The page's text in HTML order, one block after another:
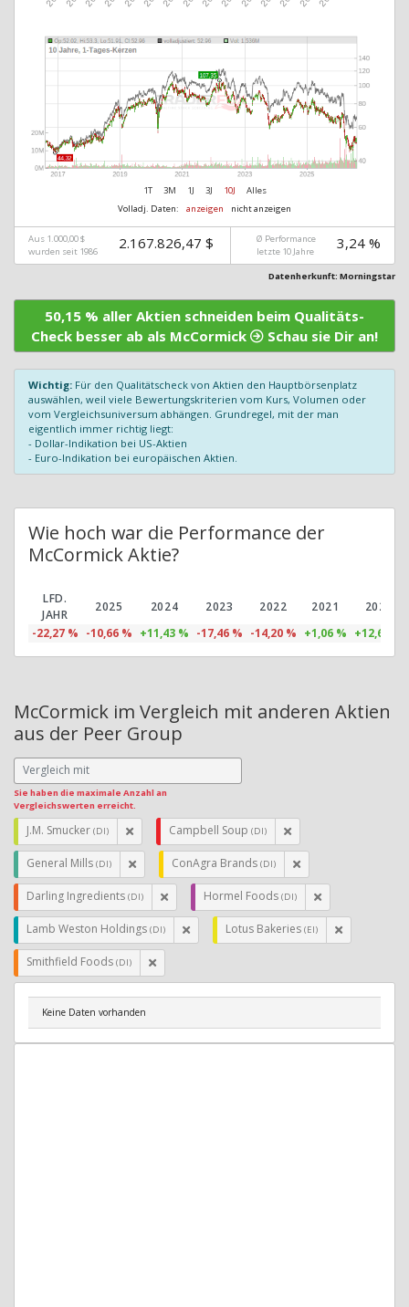
1T 3M 1J 3J 10J
Alles
Volladj. Daten:
anzeigen nicht anzeigen
Aus 1.000,00 $
wurden seit 1986
2.167.826,47 $
Ø Performance
letzte 10 Jahre
3,24 %
Datenherkunft: Morningstar
50,15 % aller Aktien schneiden beim Qualitäts-
Check besser ab als McCormick
Schau sie Dir an!
Wichtig: Für den Qualitätscheck von Aktien den Hauptbörsenplatz
auswählen, weil viele Bewertungskriterien vom Kurs, Volumen oder
vom Vergleichsuniversum abhängen. Grundregel, mit der man
eigentlich immer richtig liegt:
- Dollar-Indikation bei US-Aktien
- Euro-Indikation bei europäischen Aktien.
Wie hoch war die Performance der
McCormick Aktie?
LFD.
JAHR
2025 2024 2023 2022 2021
2020
-22,27 % -10,66 % +11,43 % -17,46 % -14,20 % +1,06 % +12,65 %
McCormick im Vergleich mit anderen Aktien
aus der Peer Group
Sie haben die maximale Anzahl an
Vergleichswerten erreicht.
J.M. Smucker (DI) Campbell Soup (DI)
General Mills (DI) ConAgra Brands (DI)
Darling Ingredients (DI) Hormel Foods (DI)
Lamb Weston Holdings (DI) Lotus Bakeries (EI)
Smithfield Foods (DI)
Keine Daten vorhanden